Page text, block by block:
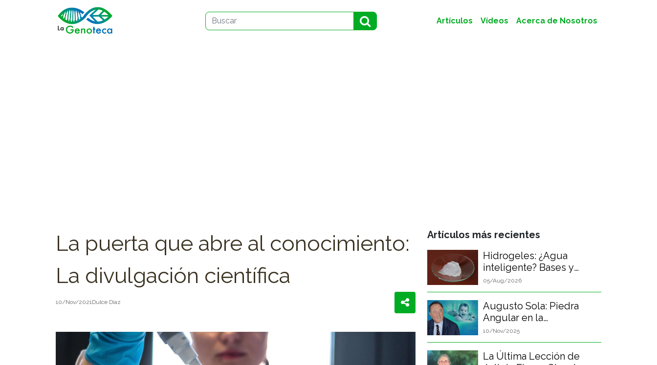
Artículos Vídeos Acerca de Nosotros
La puerta que abre al conocimiento:
La divulgación científica
10/Nov/2021Dulce Díaz
Artículos más recientes
Hidrogeles: ¿Agua
inteligente? Bases y
aplicaciones
05/Aug/2026
Augusto Sola: Piedra
Angular en la
Neonatología
Latinoamericana
10/Nov/2025
La Última Lección de